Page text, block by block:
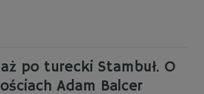
po turecki Stambuł. O
Adam Balcer